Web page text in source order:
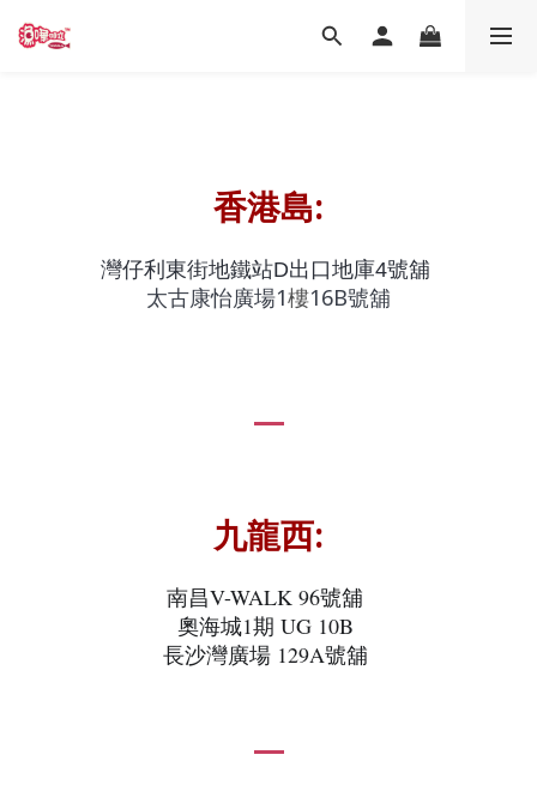
香港島:
灣仔利東街地鐵站D出口地庫4號舖
太古康怡廣場1樓16B號舖
九龍西:
南昌V-WALK 96號舖
奧海城1期 UG 10B
長沙灣廣場 129A號舖